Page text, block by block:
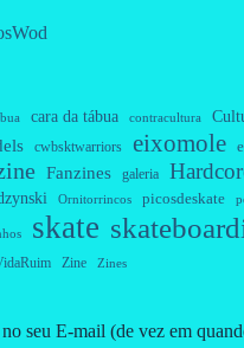
cara da tábua contracultura
cwbsktwarriors eixomole
Fanzines galeria
Ornitorrincos picosdeskate
skate
Zine Zines
seu E-mail (de vez em